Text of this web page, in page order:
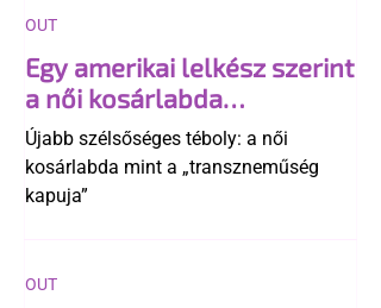
Egy amerikai lelkész szerint
a női kosárlabda
transzneműséghez vezet
Újabb szélsőséges téboly: a női
kosárlabda mint a „transzneműség
kapuja”
OUT
OUT